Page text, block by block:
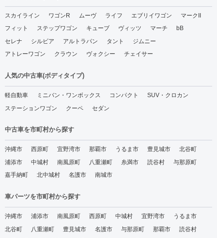
スカイライン ワゴンR ムーヴ ライフ エブリイワゴン
マークII
フィット
ステップワゴン キューブ ヴィッツ マーチ
bB
セレナ
シルビア アルトラパン タント
ジムニー
アトレーワゴン
クラウン ヴォクシー チェイサー
人気の中古車(ボディタイプ)
軽自動車 ミニバン・ワンボックス コンパクト
SUV・クロカン
ステーションワゴン
クーペ セダン
中古車を市町村から探す
沖縄市 西原町 宜野湾市 那覇市 うるま市 豊見城市
北谷町
浦添市
中城村 南風原町 八重瀬町 糸満市 読谷村
与那原町
嘉手納町
北中城村 名護市 南城市
車パーツを市町村から探す
沖縄市 浦添市 南風原町 西原町 中城村 宜野湾市
うるま市
北谷町
八重瀬町 豊見城市 名護市 与那原町 那覇市
読谷村